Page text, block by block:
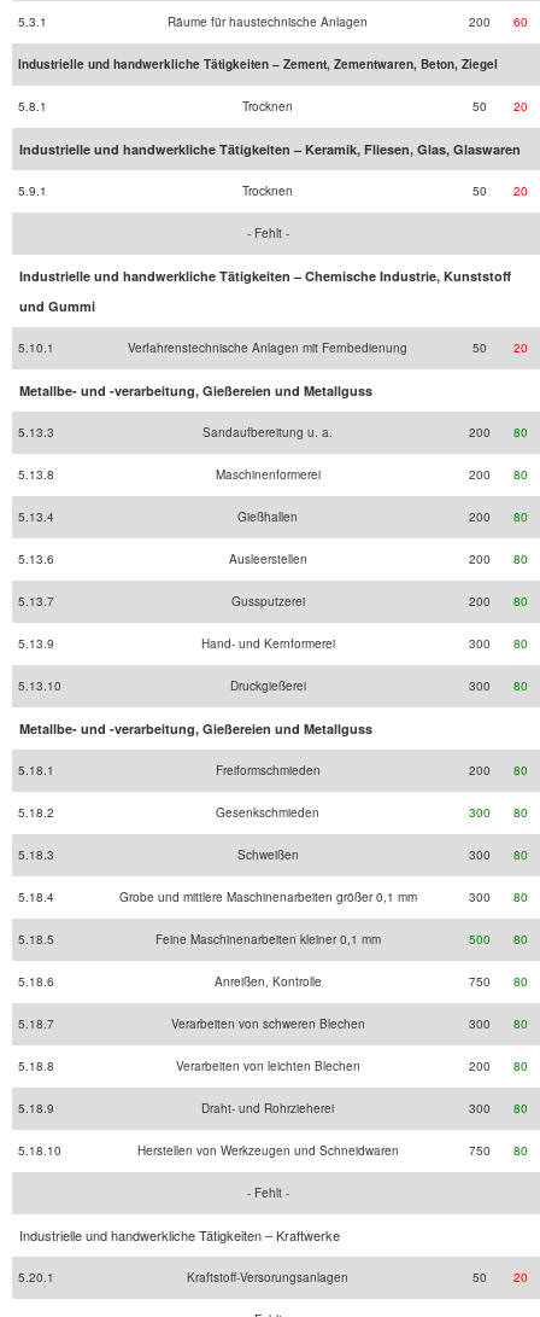
5.3.1 Räume für haustechnische Anlagen 200 60
Industrielle und handwerkliche Tätigkeiten – Zement, Zementwaren, Beton, Ziegel
5.8.1 Trocknen 50 20
Industrielle und handwerkliche Tätigkeiten – Keramik, Fliesen, Glas, Glaswaren
5.9.1 Trocknen 50 20
- Fehlt -
Industrielle und handwerkliche Tätigkeiten – Chemische Industrie, Kunststoff
und Gummi
5.10.1 Verfahrenstechnische Anlagen mit Fernbedienung 50 20
Metallbe- und -verarbeitung, Gießereien und Metallguss
5.13.3 Sandaufbereitung u. a. 200 80
5.13.8 Maschinenformerei 200 80
5.13.4 Gießhallen 200 80
5.13.6 Ausleerstellen 200 80
5.13.7 Gussputzerei 200 80
5.13.9 Hand- und Kernformerei 300 80
5.13.10 Druckgießerei 300 80
Metallbe- und -verarbeitung, Gießereien und Metallguss
5.18.1 Freiformschmieden 200 80
5.18.2 Gesenkschmieden 300 80
5.18.3 Schweißen 300 80
5.18.4 Grobe und mittlere Maschinenarbeiten größer 0,1 mm 300 80
5.18.5 Feine Maschinenarbeiten kleiner 0,1 mm 500 80
5.18.6 Anreißen, Kontrolle 750 80
5.18.7 Verarbeiten von schweren Blechen 300 80
5.18.8 Verarbeiten von leichten Blechen 200 80
5.18.9 Draht- und Rohrzieherei 300 80
5.18.10 Herstellen von Werkzeugen und Schneidwaren 750 80
- Fehlt -
Industrielle und handwerkliche Tätigkeiten – Kraftwerke
5.20.1 Kraftstoff-Versorungsanlagen 50 20